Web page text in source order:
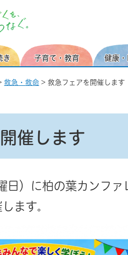
き 子育て・教育 健康
救急・救命 > 救急フェアを開催します
催します
日）に柏の葉カンフ
ます。